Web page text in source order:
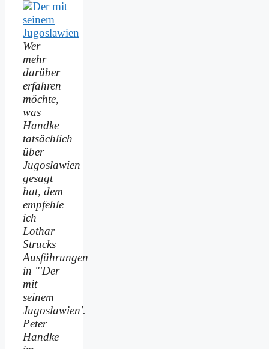
Wer
mehr
darüber
erfahren
möchte,
was
Handke
tatsächlich
über
Jugoslawien
gesagt
hat, dem
empfehle
ich
Lothar
Strucks
Ausführungen
in "'Der
mit
seinem
Jugoslawien'.
Peter
Handke